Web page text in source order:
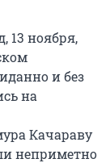
13 ноября,
и без
на
Качараву
неприметно